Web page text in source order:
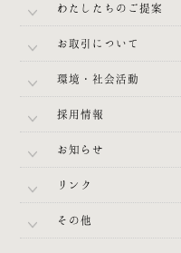
わたしたちのご提案
お取引について
環境・社会活動
採用情報
お知らせ
リンク
その他